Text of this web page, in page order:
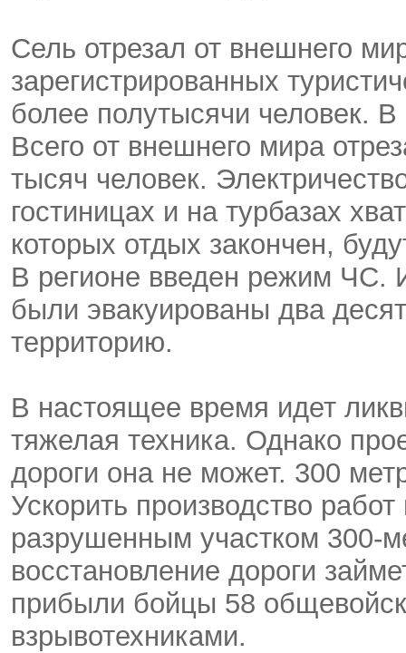
Сель отрезал от внешнего
зарегистрированных
более полутысячи человек.
Всего от внешнего мира
тысяч человек.
гостиницах и на турбазах
которых отдых закончен,
В регионе введен режим ЧС.
были эвакуированы два
территорию.
В настоящее время идет
тяжелая техника. Однако
дороги она не может. 300
Ускорить производство
разрушенным участком 300-
восстановление дороги
прибыли бойцы 58
взрывотехниками.